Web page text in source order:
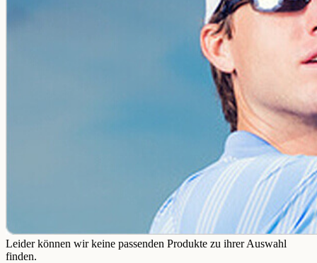
Leider können wir keine passenden Produkte zu ihrer Auswahl
finden.